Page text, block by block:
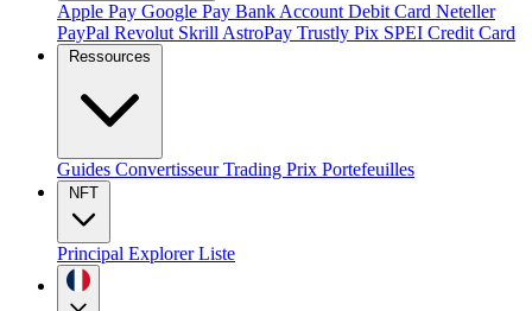
Apple Pay Google Pay Bank Account Debit Card Neteller
PayPal Revolut Skrill AstroPay Trustly Pix SPEI Credit Card
Ressources
Guides ConvertisseurTrading Prix Portefeuilles
NFT
Principal ExplorerListe